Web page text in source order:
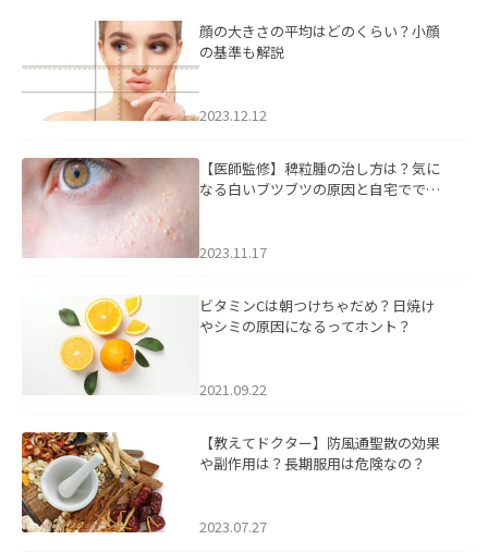
顔の大きさの平均はどのくらい？小顔
の基準も解説
2023.12.12
【医師監修】稗粒腫の治し方は？気に
なる白いブツブツの原因と自宅ででき
2023.11.17
ビタミンCは朝つけちゃだめ？日焼け
やシミの原因になるってホント？
2021.09.22
【教えてドクター】防風通聖散の効果
や副作用は？長期服用は危険なの？
2023.07.27